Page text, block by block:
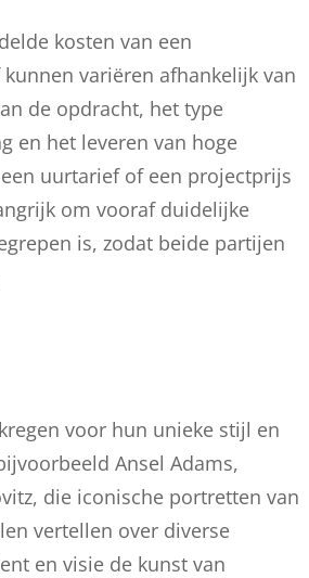
kosten van een
variëren afhankelijk van
de opdracht, het type
en het leveren van hoge
uurtarief of een projectprijs
om vooraf duidelijke
is, zodat beide partijen
voor hun unieke stijl en
Ansel Adams,
die iconische portretten van
vertellen over diverse
en visie de kunst van